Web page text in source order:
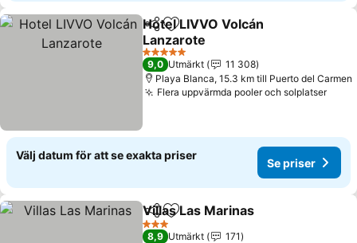
Dela Lägg till i Mina Favoriter
Hotel LIVVO Volcán
Lanzarote
Se priser
5 Stjärnor
9,0 Utmärkt
11 308
Playa Blanca, 15.3 km till Puerto del Carmen
Flera uppvärmda pooler och solplatserSe
Välj datum för att se exakta priser
Se priser
Dela Lägg till i Mina Favoriter
Villas Las Marinas
3 Stjärnor
8,9 Utmärkt
171